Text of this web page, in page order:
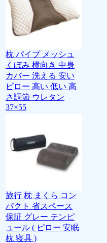
枕 パイプ メッシュ
くぼみ 横向き 中身
カバー 洗える 安い
ピロー 高い 低い 高
さ調節 ウレタン
37×55
旅行 枕 まくら コン
パクト 省スペース
保証 グレー テンピ
ュール ( ピロー 安眠
枕 寝具 )